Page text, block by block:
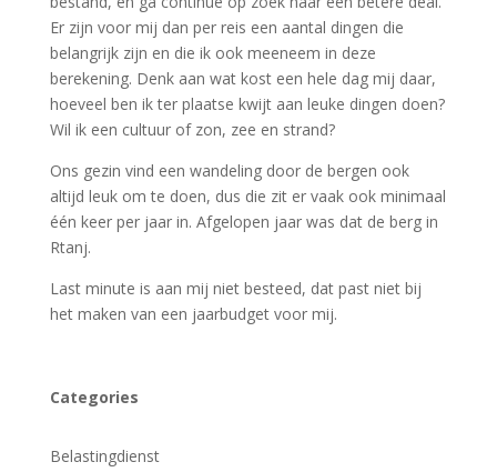
Er zijn voor mij dan per reis een aantal dingen die
belangrijk zijn en die ik ook meeneem in deze
berekening. Denk aan wat kost een hele dag mij daar,
hoeveel ben ik ter plaatse kwijt aan leuke dingen doen?
Wil ik een cultuur of zon, zee en strand?
Ons gezin vind een wandeling door de bergen ook
altijd leuk om te doen, dus die zit er vaak ook minimaal
één keer per jaar in. Afgelopen jaar was dat de berg in
Rtanj.
Last minute is aan mij niet besteed, dat past niet bij
het maken van een jaarbudget voor mij.
Categories
Belastingdienst